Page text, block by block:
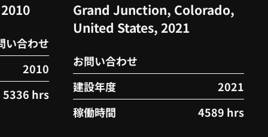
い合わせ
2010
5336 hrs
Grand Junction, Colorado,
United States, 2021
お問い合わせ
建設年度
2021
稼働時間
4589 hrs